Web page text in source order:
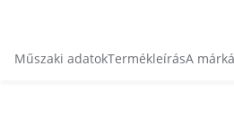
Műszaki adatokTermékleírásA